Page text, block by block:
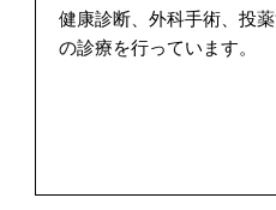
健康診断、外科手術、投
の診療を行っています。